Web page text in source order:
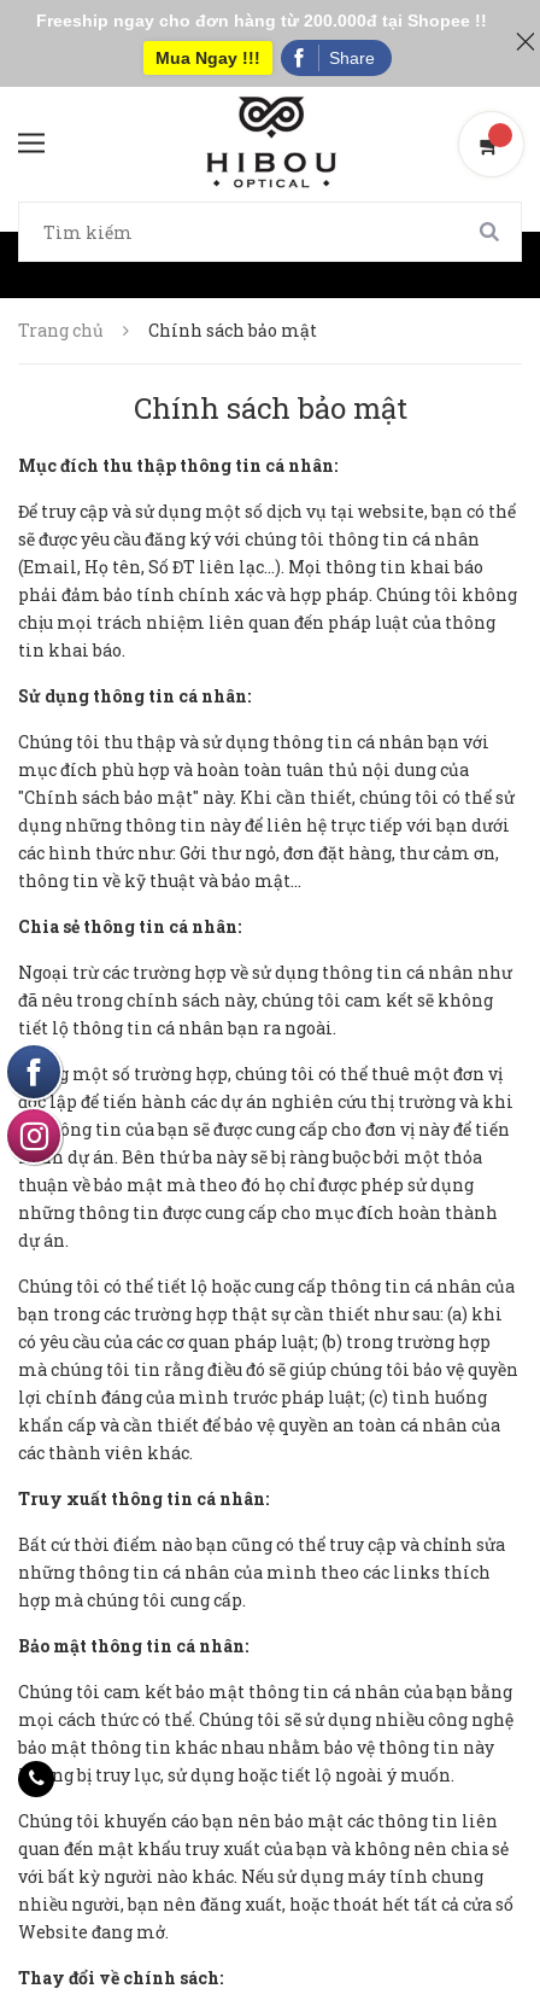
Trang chủ Chính sách bảo mật
Chính sách bảo mật
Mục đích thu thập thông tin cá nhân:
Để truy cập và sử dụng một số dịch vụ tại website, bạn có thể
sẽ được yêu cầu đăng ký với chúng tôi thông tin cá nhân
(Email, Họ tên, Số ĐT liên lạc…). Mọi thông tin khai báo
phải đảm bảo tính chính xác và hợp pháp. Chúng tôi không
chịu mọi trách nhiệm liên quan đến pháp luật của thông
tin khai báo.
Sử dụng thông tin cá nhân:
Chúng tôi thu thập và sử dụng thông tin cá nhân bạn với
mục đích phù hợp và hoàn toàn tuân thủ nội dung của
"Chính sách bảo mật" này. Khi cần thiết, chúng tôi có thể sử
dụng những thông tin này để liên hệ trực tiếp với bạn dưới
các hình thức như: Gởi thư ngỏ, đơn đặt hàng, thư cảm ơn,
thông tin về kỹ thuật và bảo mật...
Chia sẻ thông tin cá nhân:
Ngoại trừ các trường hợp về sử dụng thông tin cá nhân như
đã nêu trong chính sách này, chúng tôi cam kết sẽ không
tiết lộ thông tin cá nhân bạn ra ngoài.
Trong một số trường hợp, chúng tôi có thể thuê một đơn vị
độc lập để tiến hành các dự án nghiên cứu thị trường và khi
đó thông tin của bạn sẽ được cung cấp cho đơn vị này để tiến
hành dự án. Bên thứ ba này sẽ bị ràng buộc bởi một thỏa
thuận về bảo mật mà theo đó họ chỉ được phép sử dụng
những thông tin được cung cấp cho mục đích hoàn thành
dự án.
Chúng tôi có thể tiết lộ hoặc cung cấp thông tin cá nhân của
bạn trong các trường hợp thật sự cần thiết như sau: (a) khi
có yêu cầu của các cơ quan pháp luật; (b) trong trường hợp
mà chúng tôi tin rằng điều đó sẽ giúp chúng tôi bảo vệ quyền
lợi chính đáng của mình trước pháp luật; (c) tình huống
khẩn cấp và cần thiết để bảo vệ quyền an toàn cá nhân của
các thành viên khác.
Truy xuất thông tin cá nhân:
Bất cứ thời điểm nào bạn cũng có thể truy cập và chỉnh sửa
những thông tin cá nhân của mình theo các links thích
hợp mà chúng tôi cung cấp.
Bảo mật thông tin cá nhân:
Chúng tôi cam kết bảo mật thông tin cá nhân của bạn bằng
mọi cách thức có thể. Chúng tôi sẽ sử dụng nhiều công nghệ
bảo mật thông tin khác nhau nhằm bảo vệ thông tin này
không bị truy lục, sử dụng hoặc tiết lộ ngoài ý muốn.
Chúng tôi khuyến cáo bạn nên bảo mật các thông tin liên
quan đến mật khẩu truy xuất của bạn và không nên chia sẻ
với bất kỳ người nào khác. Nếu sử dụng máy tính chung
nhiều người, bạn nên đăng xuất, hoặc thoát hết tất cả cửa sổ
Website đang mở.
Thay đổi về chính sách:
Freeship ngay cho đơn hàng từ 200.000đ tại Shopee !!
Mua Ngay !!!
Share